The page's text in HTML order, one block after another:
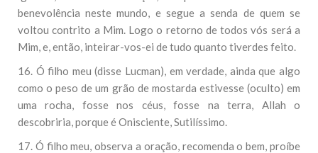
benevolência neste mundo, e segue a senda de quem se
voltou contrito a Mim. Logo o retorno de todos vós será a
Mim, e, então, inteirar-vos-ei de tudo quanto tiverdes feito.
16. Ó filho meu (disse Lucman), em verdade, ainda que algo
como o peso de um grão de mostarda estivesse (oculto) em
uma rocha, fosse nos céus, fosse na terra, Allah o
descobriria, porque é Onisciente, Sutilíssimo.
17. Ó filho meu, observa a oração, recomenda o bem, proíbe